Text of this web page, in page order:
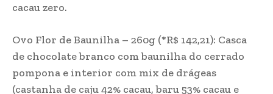
cacau zero.
Ovo Flor de Baunilha – 260g (*R$ 142,21): Casca
de chocolate branco com baunilha do cerrado
pompona e interior com mix de drágeas
(castanha de caju 42% cacau, baru 53% cacau e